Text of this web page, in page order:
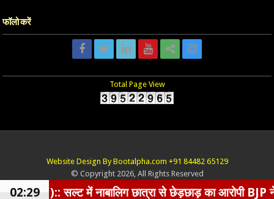
फॉलो करें
Total Page View
Website Design By Bootalpha.com +91 84482 65129
© Copyright 2026, All Rights Reserved
सल्ट में नाबालिग छात्रा से छेड़छाड़ का आरोपी BJP नेता
02:29